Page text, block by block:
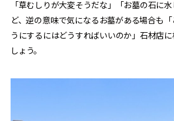
「草むしりが大変そうだな」「お墓の石に
ど、逆の意味で気になるお墓がある場合も
うにするにはどうすればいいのか」石材店
しょう。